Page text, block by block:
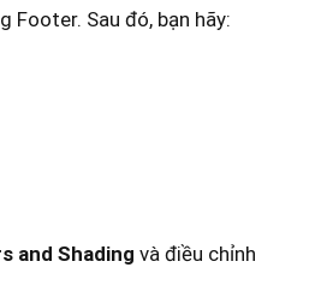
Sau đó, bạn hãy:
and Shading và điều chỉnh